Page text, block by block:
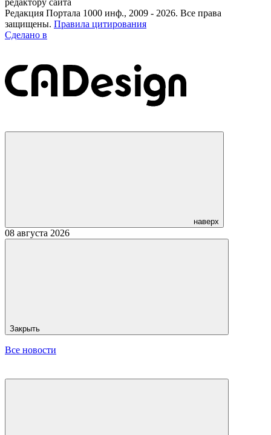
редактору сайта
Редакция Портала 1000 инф., 2009 - 2026. Все права
защищены. Правила цитирования
Сделано в
наверх
08 августа 2026
Закрыть
Все новости